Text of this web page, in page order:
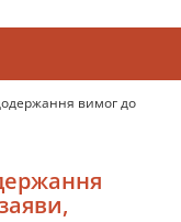
вимог до